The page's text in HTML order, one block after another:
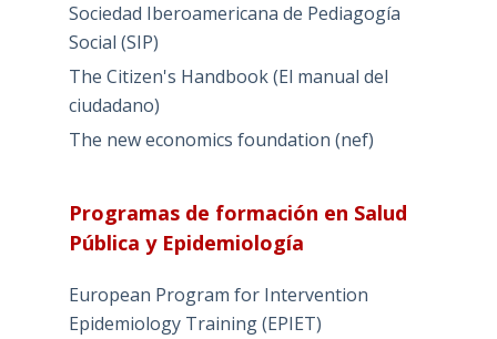
Sociedad Iberoamericana de Pediagogía
Social (SIP)
The Citizen's Handbook (El manual del
ciudadano)
The new economics foundation (nef)
Programas de formación en Salud
Pública y Epidemiología
European Program for Intervention
Epidemiology Training (EPIET)